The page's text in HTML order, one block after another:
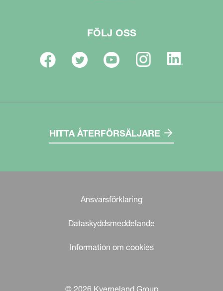
FÖLJ OSS
HITTA ÅTERFÖRSÄLJARE
Ansvarsförklaring
Dataskyddsmeddelande
Information om cookies